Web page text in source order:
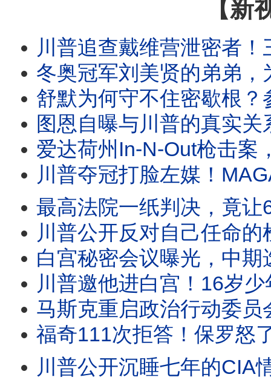
【新
川普追查戴维营泄密者！三种说法互相矛盾？白宫突然换路，
冬奥冠军刘美贤的弟弟，为何突然称霸加州女子体育？川普演讲救孩子，一个
舒默为何守不住密歇根？参议员初选进步派爆冷胜出，揭开民主党真正
图恩自曝与川普的真实关系。布兰奇确认闯过第一关。
爱达荷州In-N-Out枪击案，一位普通人却迎著枪声冲了过去，救了更多人
川普夺冠打脸左媒！MAGA反叛者大集结。卡维尔警告
最高法院一纸判决，竟让6万人冲向西班牙？一则谣言、一份判决、
川普公开反对自己任命的检察官！倒影池案突然反转？哈里斯首次释
白宫秘密会议曝光，中期选举策略转向？川普借西班牙移民危机喊话“
川普邀他进白宫！16岁少年巨浪中死死抓住10岁男孩，两分
马斯克重启政治行动委员会，巨资支持川普中期选举。司法部长提名受
福奇111次拒答！保罗怒了：下周投票藐视国会。佛州启动调查，拜登赦免令
川普公开沉睡七年的CIA情报！福克斯追查联邦记录，竟拼出一幅惊